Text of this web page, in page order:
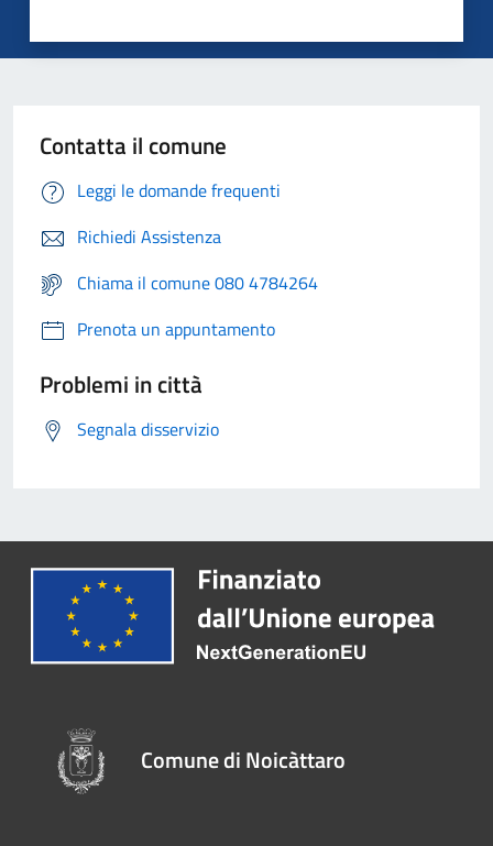
Contatta il comune
Leggi le domande frequenti
Richiedi Assistenza
Chiama il comune 080 4784264
Prenota un appuntamento
Problemi in città
Segnala disservizio
Comune di Noicàttaro